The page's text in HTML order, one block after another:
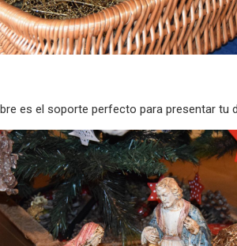
es el soporte perfecto para presentar tu